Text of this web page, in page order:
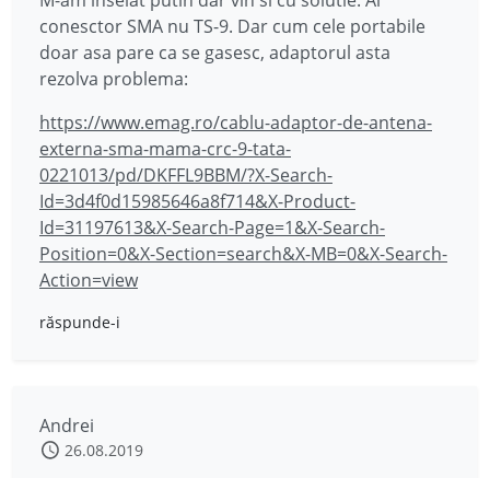
conesctor SMA nu TS-9. Dar cum cele portabile
doar asa pare ca se gasesc, adaptorul asta
rezolva problema:
https://www.emag.ro/cablu-adaptor-de-antena-
externa-sma-mama-crc-9-tata-
0221013/pd/DKFFL9BBM/?X-Search-
Id=3d4f0d15985646a8f714&X-Product-
Id=31197613&X-Search-Page=1&X-Search-
Position=0&X-Section=search&X-MB=0&X-Search-
Action=view
răspunde-i
Andrei
26.08.2019